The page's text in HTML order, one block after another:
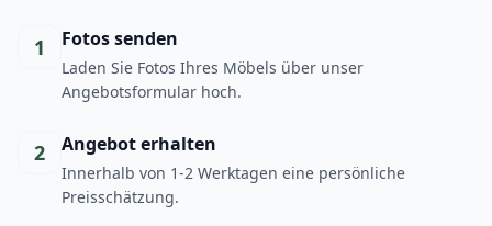
1 Fotos senden
Laden Sie Fotos Ihres Möbels über unser
Angebotsformular hoch.
2 Angebot erhalten
Innerhalb von 1-2 Werktagen eine persönliche
Preisschätzung.